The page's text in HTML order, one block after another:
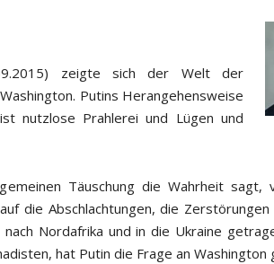
zeigte sich der Welt der
Putins Herangehensweise
nutzlose Prahlerei und Lügen und
Täuschung die Wahrheit sagt,
die Abschlachtungen, die
Nordafrika und in die Ukraine
hat Putin die Frage an Washington